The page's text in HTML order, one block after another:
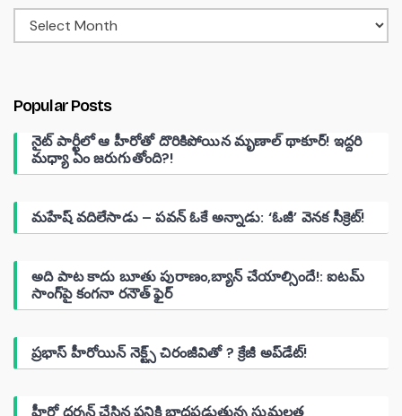
Popular Posts
నైట్ పార్టీలో ఆ హీరోతో దొరికిపోయిన మృణాల్ థాకూర్! ఇద్దరి
మధ్యా ఏం జరుగుతోంది?!
మహేష్ వదిలేసాడు – పవన్ ఓకే అన్నాడు: ‘ఓజీ’ వెనక సీక్రెట్!
అది పాట కాదు బూతు పురాణం,బ్యాన్ చేయాల్సిందే!: ఐటమ్
సాంగ్‌పై కంగనా రనౌత్ ఫైర్
ప్రభాస్ హీరోయిన్ నెక్ట్స్ చిరంజీవితో ? క్రేజీ అప్‌డేట్!